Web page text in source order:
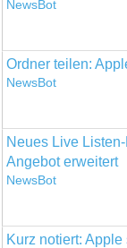
NewsBot
Ordner teilen:
NewsBot
Neues Live
Angebot erweitert
NewsBot
Kurz notiert: